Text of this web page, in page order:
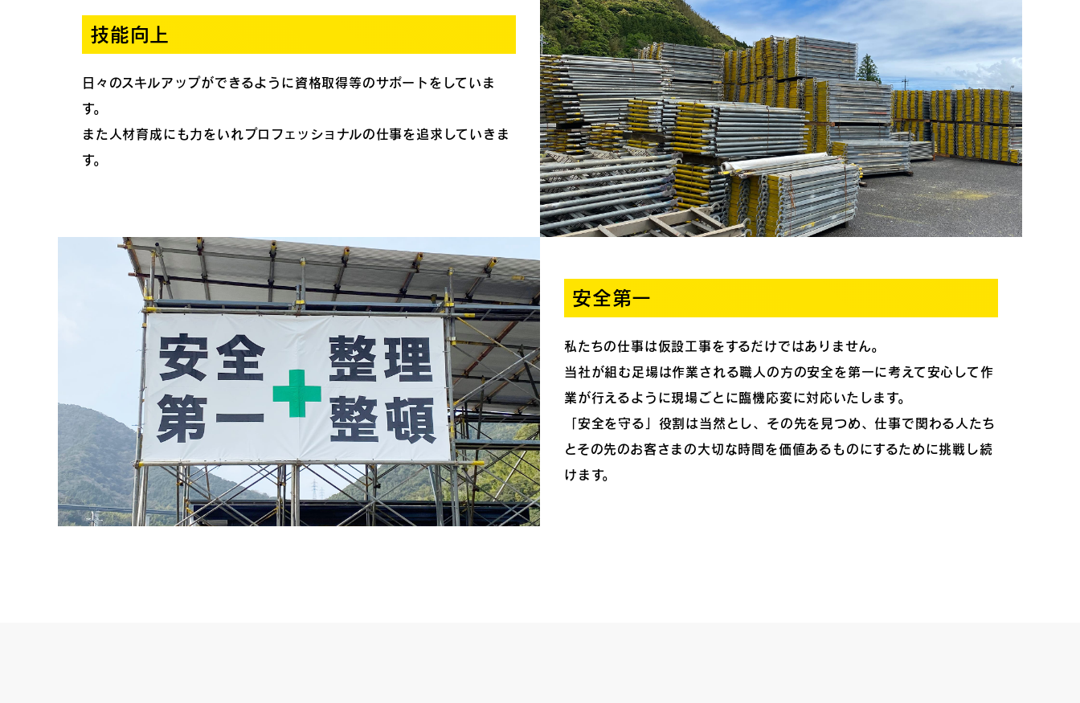
技能向上
日々のスキルアップができるように資格取得等のサポートをしていま
す。
また人材育成にも力をいれプロフェッショナルの仕事を追求していきま
す。
安全第一
私たちの仕事は仮設工事をするだけではありません。
当社が組む足場は作業される職人の方の安全を第一に考えて安心して作
業が行えるように現場ごとに臨機応変に対応いたします。
「安全を守る」役割は当然とし、その先を見つめ、仕事で関わる人たち
とその先のお客さまの大切な時間を価値あるものにするために挑戦し続
けます。